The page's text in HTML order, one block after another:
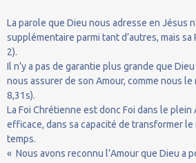
La parole que Dieu nous adresse en Jésus
supplémentaire parmi tant d’autres, mais
2).
Il n’y a pas de garantie plus grande que
nous assurer de son Amour, comme nous le
8,31s).
La Foi Chrétienne est donc Foi dans le plein
efficace, dans sa capacité de transformer le
temps.
« Nous avons reconnu l’Amour que Dieu a